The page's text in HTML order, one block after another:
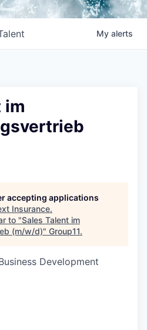
My alerts
im
accepting applications
Insurance.
to "Sales Talent im
(m/w/d)" Group11.
Development